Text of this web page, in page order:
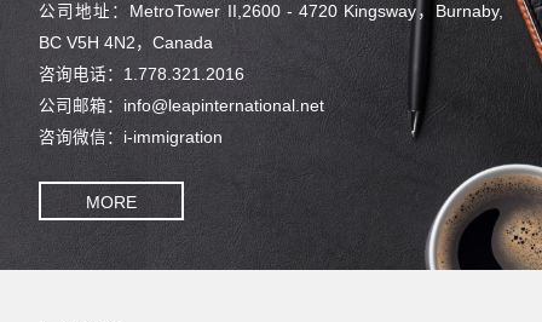
公司地址：MetroTower II,2600 - 4720 Kingsway，Burnaby,
BC V5H 4N2，Canada
咨询电话：1.778.321.2016
公司邮箱：info@leapinternational.net
咨询微信：i-immigration
MORE